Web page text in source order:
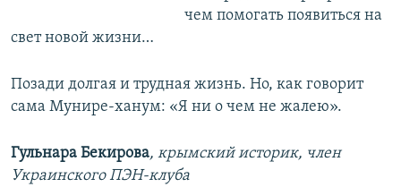
чем помогать появиться на
свет новой жизни…
Позади долгая и трудная жизнь. Но, как говорит
сама Мунире-ханум: «Я ни о чем не жалею».
Гульнара Бекирова, крымский историк, член
Украинского ПЭН-клуба